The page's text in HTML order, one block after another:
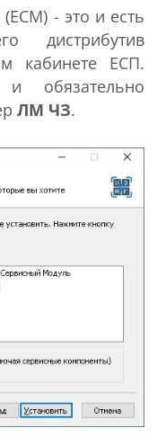
- это и есть
кабинете ЕСП.
и обязательно
ЛМ ЧЗ.